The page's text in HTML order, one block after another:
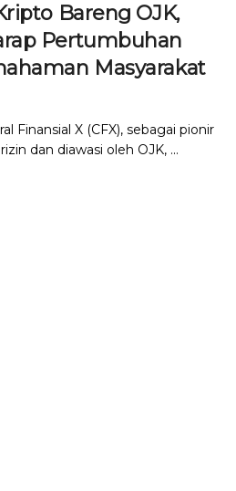
Bareng OJK,
Pertumbuhan
Masyarakat
Finansial X (CFX), sebagai pionir
dan diawasi oleh OJK, ...